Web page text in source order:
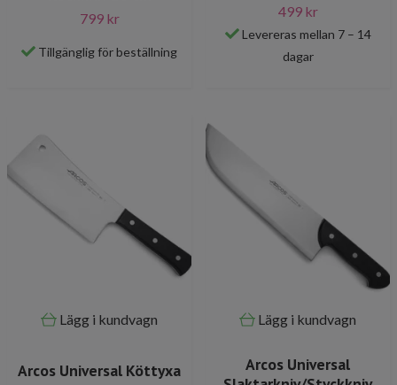
799 kr
Tillgänglig för beställning
499 kr
Levereras mellan 7 – 14
dagar
Lägg i kundvagn
Arcos Universal Köttyxa
Lägg i kundvagn
Arcos Universal